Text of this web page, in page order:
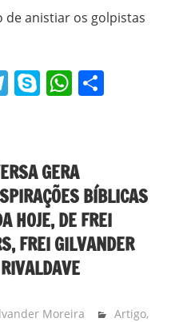
anistiar os golpistas
Telegram
SkypeShare
GERA
BÍBLICAS
HOJE, DE FREI
FREI GILVANDER
Moreira Artigo,